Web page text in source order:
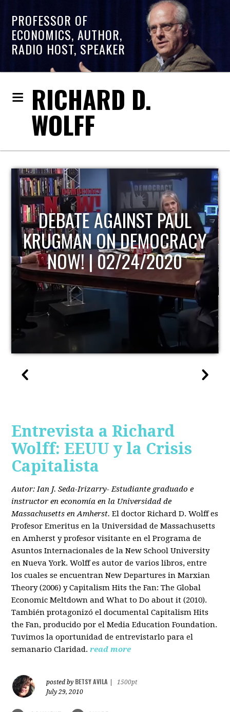
PROFESSOR OF
ECONOMICS, AUTHOR,
RADIO HOST, SPEAKER
RICHARD D.
WOLFF
DEBATE AGAINST PAUL
KRUGMAN ON DEMOCRACY
NOW! | 02/24/2020
Entrevista a Richard
Wolff: EEUU y la Crisis
Capitalista
Autor: Ian J. Seda-Irizarry- Estudiante graduado e
instructor en economía en la Universidad de
Massachusetts en Amherst. El doctor Richard D. Wolff es
Profesor Emeritus en la Universidad de Massachusetts
en Amherst y profesor visitante en el Programa de
Asuntos Internacionales de la New School University
en Nueva York. Wolff es autor de varios libros, entre
los cuales se encuentran New Departures in Marxian
Theory (2006) y Capitalism Hits the Fan: The Global
Economic Meltdown and What to Do about it (2010).
También protagonizó el documental Capitalism Hits
the Fan, producido por el Media Education Foundation.
Tuvimos la oportunidad de entrevistarlo para el
semanario Claridad. read more
posted by BETSY AVILA
1500pt
July 29, 2010